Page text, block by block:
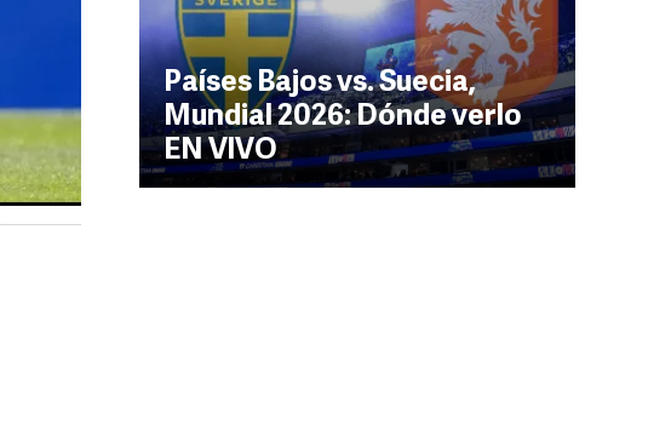
Países Bajos vs. Suecia,
Mundial 2026: Dónde verlo
EN VIVO